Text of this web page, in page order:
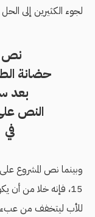
لجوء الكثيرين إلى
نص
حضانة
النص
وبينما نص المشروع
15، فإنه خلا من
للأب ليتخفف من عبء